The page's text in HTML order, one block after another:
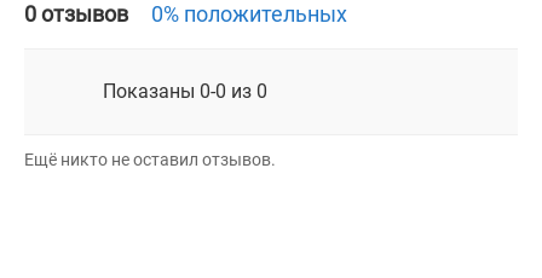
0 отзывов 0% положительных
Показаны 0-0 из 0
Ещё никто не оставил отзывов.